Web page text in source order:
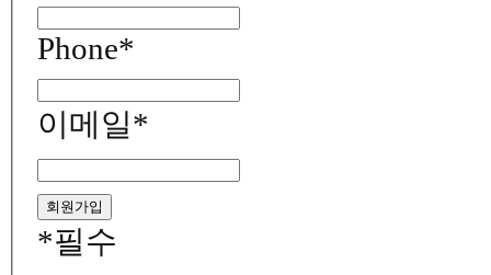
Phone*
이메일*
*필수